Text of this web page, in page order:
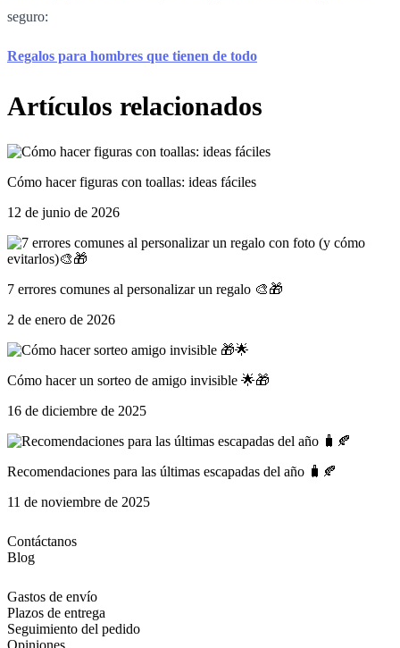
seguro:
Regalos para hombres que tienen de todo
Artículos relacionados
Cómo hacer figuras con toallas: ideas fáciles
12 de junio de 2026
7 errores comunes al personalizar un regalo 🎨🎁
2 de enero de 2026
Cómo hacer un sorteo de amigo invisible 🌟🎁
16 de diciembre de 2025
Recomendaciones para las últimas escapadas del año 🧳🍂
11 de noviembre de 2025
Contáctanos
Blog
Gastos de envío
Plazos de entrega
Seguimiento del pedido
Opiniones